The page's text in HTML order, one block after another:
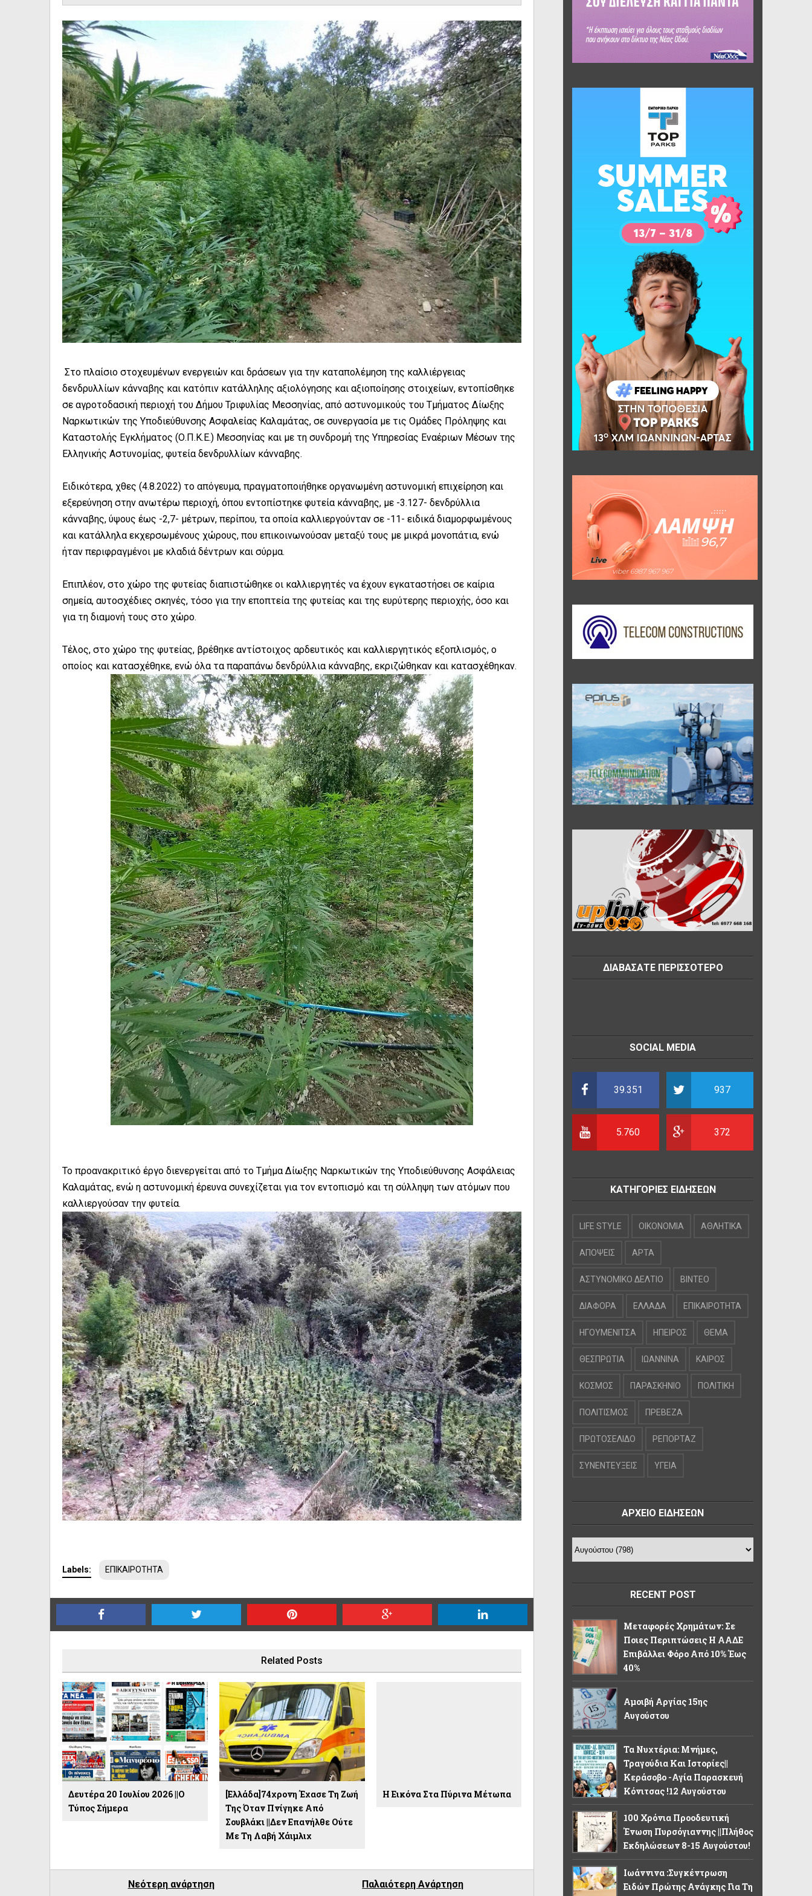
Στο πλαίσιο στοχευμένων ενεργειών και δράσεων για την καταπολέμηση της καλλιέργειας
δενδρυλλίων κάνναβης και κατόπιν κατάλληλης αξιολόγησης και αξιοποίησης στοιχείων, εντοπίσθηκε
σε αγροτοδασική περιοχή του Δήμου Τριφυλίας Μεσσηνίας, από αστυνομικούς του Τμήματος Δίωξης
Ναρκωτικών της Υποδιεύθυνσης Ασφαλείας Καλαμάτας, σε συνεργασία με τις Ομάδες Πρόληψης και
Καταστολής Εγκλήματος (Ο.Π.Κ.Ε.) Μεσσηνίας και με τη συνδρομή της Υπηρεσίας Εναέριων Μέσων της
Ελληνικής Αστυνομίας, φυτεία δενδρυλλίων κάνναβης.
Ειδικότερα, χθες (4.8.2022) το απόγευμα, πραγματοποιήθηκε οργανωμένη αστυνομική επιχείρηση και
εξερεύνηση στην ανωτέρω περιοχή, όπου εντοπίστηκε φυτεία κάνναβης, με -3.127- δενδρύλλια
κάνναβης, ύψους έως -2,7- μέτρων, περίπου, τα οποία καλλιεργούνταν σε -11- ειδικά διαμορφωμένους
και κατάλληλα εκχερσωμένους χώρους, που επικοινωνούσαν μεταξύ τους με μικρά μονοπάτια, ενώ
ήταν περιφραγμένοι με κλαδιά δέντρων και σύρμα.
Επιπλέον, στο χώρο της φυτείας διαπιστώθηκε οι καλλιεργητές να έχουν εγκαταστήσει σε καίρια
σημεία, αυτοσχέδιες σκηνές, τόσο για την εποπτεία της φυτείας και της ευρύτερης περιοχής, όσο και
για τη διαμονή τους στο χώρο.
Τέλος, στο χώρο της φυτείας, βρέθηκε αντίστοιχος αρδευτικός και καλλιεργητικός εξοπλισμός, ο
οποίος και κατασχέθηκε, ενώ όλα τα παραπάνω δενδρύλλια κάνναβης, εκριζώθηκαν και κατασχέθηκαν.
Το προανακριτικό έργο διενεργείται από το Τμήμα Δίωξης Ναρκωτικών της Υποδιεύθυνσης Ασφάλειας
Καλαμάτας, ενώ η αστυνομική έρευνα συνεχίζεται για τον εντοπισμό και τη σύλληψη των ατόμων που
καλλιεργούσαν την φυτεία.
Labels: ΕΠΙΚΑΙΡΟΤΗΤΑ
Related Posts
Δευτέρα 20 Ιουλίου 2026 ||Ο
Τύπος Σήμερα
[Ελλάδα]74χρονη Έχασε Τη Ζωή
Της Όταν Πνίγηκε Από
Σουβλάκι ||Δεν Επανήλθε Ούτε
Με Τη Λαβή Χάιμλιχ
Η Εικόνα Στα Πύρινα Μέτωπα
Νεότερη ανάρτηση Παλαιότερη Ανάρτηση
ΔΙΑΒΑΣΑΤΕ ΠΕΡΙΣΣΟΤΕΡΟ
SOCIAL MEDIA
39.351 937
5.760 372
ΚΑΤΗΓΟΡΙΕΣ ΕΙΔΗΣΕΩΝ
LIFE STYLE OIKONOMIA ΑΘΛΗΤΙΚΑ
ΑΠΟΨΕΙΣ ΑΡΤΑ
ΑΣΤΥΝΟΜΙΚΟ ΔΕΛΤΙΟ ΒΙΝΤΕΟ
ΔΙΑΦΟΡΑ ΕΛΛΑΔΑ ΕΠΙΚΑΙΡΟΤΗΤΑ
ΗΓΟΥΜΕΝΙΤΣΑ ΗΠΕΙΡΟΣ ΘΕΜΑ
ΘΕΣΠΡΩΤΙΑ ΙΩΑΝΝΙΝΑ ΚΑΙΡΟΣ
ΚΟΣΜΟΣ ΠΑΡΑΣΚΗΝΙΟ ΠΟΛΙΤΙΚΗ
ΠΟΛΙΤΙΣΜΟΣ ΠΡΕΒΕΖΑ
ΠΡΩΤΟΣΕΛΙΔΟ ΡΕΠΟΡΤΑΖ
ΣΥΝΕΝΤΕΥΞΕΙΣ ΥΓΕΙΑ
ΑΡΧΕΙΟ ΕΙΔΗΣΕΩΝ
RECENT POST
Μεταφορές Χρημάτων: Σε
Ποιες Περιπτώσεις Η ΑΑΔΕ
Επιβάλλει Φόρο Από 10% Έως
40%
Αμοιβή Αργίας 15ης
Αυγούστου
Τα Νυχτέρια: Μνήμες,
Τραγούδια Και Ιστορίες||
Κεράσοβο -Αγία Παρασκευή
Κόνιτσας !12 Αυγούστου
100 Χρόνια Προοδευτική
Ένωση Πυρσόγιαννης ||Πλήθος
Εκδηλώσεων 8-15 Αυγούστου!
Ιωάννινα :Συγκέντρωση
Ειδών Πρώτης Ανάγκης Για Τη